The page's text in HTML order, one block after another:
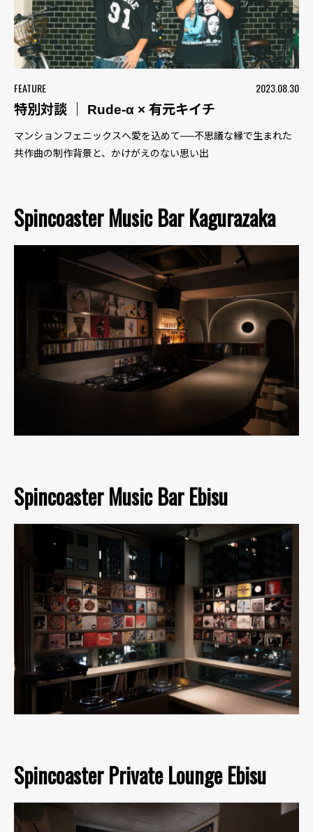
FEATURE
2023.08.30
特別対談 ｜ Rude-α × 有元キイチ
マンションフェニックスへ愛を込めて──不思議な縁で生まれた
共作曲の制作背景と、かけがえのない思い出
Spincoaster Music Bar Kagurazaka
Spincoaster Music Bar Ebisu
Spincoaster Private Lounge Ebisu